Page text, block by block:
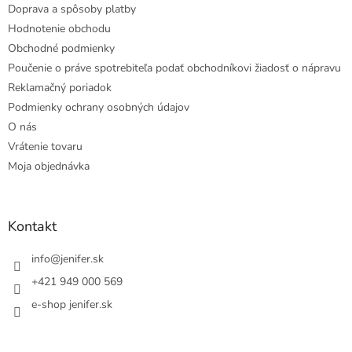
Doprava a spôsoby platby
Hodnotenie obchodu
Obchodné podmienky
Poučenie o práve spotrebiteľa podať obchodníkovi žiadosť o nápravu
Reklamačný poriadok
Podmienky ochrany osobných údajov
O nás
Vrátenie tovaru
Moja objednávka
Kontakt
info@jenifer.sk
+421 949 000 569
e-shop jenifer.sk